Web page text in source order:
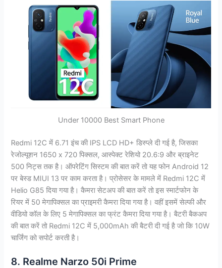
Under 10000 Best Smart Phone
Redmi 12C में 6.71 इंच की IPS LCD HD+ डिस्प्ले दी गई है, जिसका
रेजोल्यूशन 1650 x 720 पिक्सल, आस्पेक्ट रेशियो 20.6:9 और ब्राइनेट
500 निट्स तक है। ऑपरेटिंग सिस्टम की बात करें तो यह फोन Android 12
पर बेस्ड MIUI 13 पर काम करता है। प्रोसेसर के मामले में Redmi 12C में
Helio G85 दिया गया है। कैमरा सेटअप की बात करें तो इस स्मार्टफोन के
रियर में 50 मेगापिक्सल का प्राइमरी कैमरा दिया गया है। वहीं इसमें सेल्फी और
वीडियो कॉल के लिए 5 मेगापिक्सल का फ्रंट कैमरा दिया गया है। बैटरी बैकअप
की बात करें तो Redmi 12C में 5,000mAh की बैटरी दी गई है जो कि 10W
चार्जिंग को सपोर्ट करती है।
8. Realme Narzo 50i Prime